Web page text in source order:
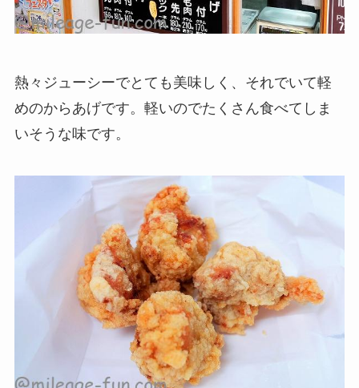
熱々ジューシーでとても美味しく、それでいて軽
めのからあげです。軽いのでたくさん食べてしま
いそうな味です。